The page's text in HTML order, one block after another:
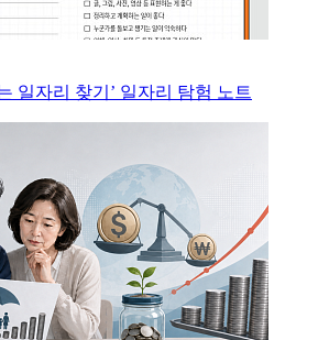
일자리 찾기’ 일자리 탐험 노트